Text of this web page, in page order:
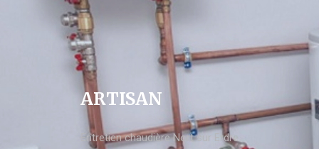
ARTISAN
Entretien chaudière Nort sur Erdre